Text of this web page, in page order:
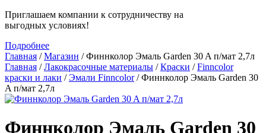
Приглашаем компании к сотрудничеству на
выгодных условиях!
Подробнее
Главная /Магазин /Финнколор Эмаль Garden 30 A п/мат 2,7л
Главная /Лакокрасочные материалы /Краски /Finncolor
краски и лаки /Эмали Finncolor/ Финнколор Эмаль Garden 30
A п/мат 2,7л
Финнколор Эмаль Garden 30